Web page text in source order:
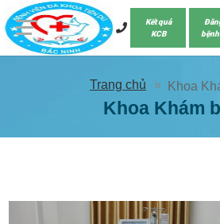
Kết quả
KCB
Trang chủ Khoa
Khoa Khám